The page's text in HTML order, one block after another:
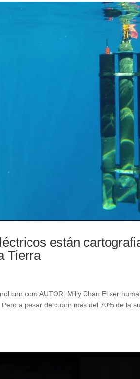
están
Tierra
AUTOR: Milly Chan El ser
a pesar de cubrir más del 70% de la